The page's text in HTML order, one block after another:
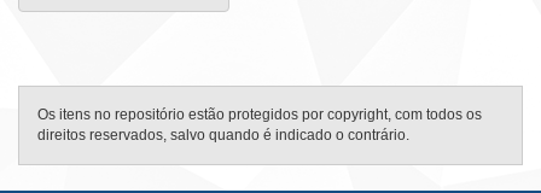
Os itens no repositório estão protegidos por copyright, com todos os
direitos reservados, salvo quando é indicado o contrário.